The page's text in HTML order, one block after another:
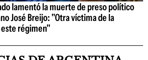
lamentó la muerte de preso político
José Breijo: "Otra víctima de la
régimen"